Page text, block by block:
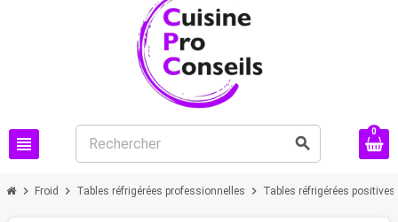
view_headline search
0
chevron_right Froid chevron_right Tables réfrigérées professionnelles chevron_right Tables réfrigérées positives